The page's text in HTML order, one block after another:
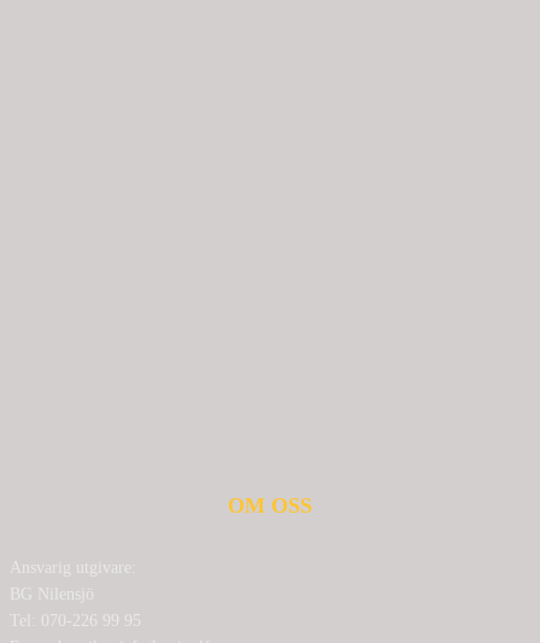
OM OSS
Ansvarig utgivare:
BG Nilensjö
Tel: 070-226 99 95